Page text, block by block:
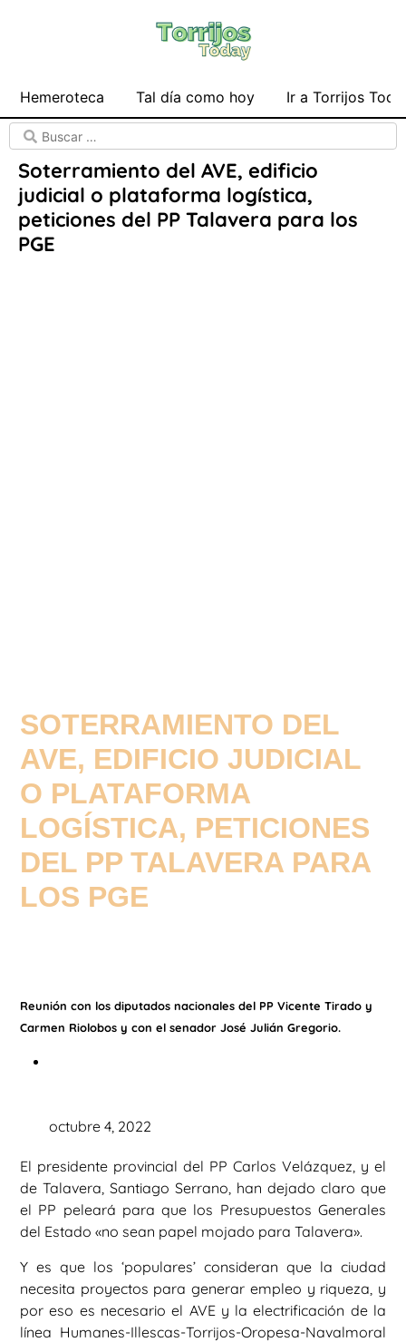
Hemeroteca Tal día como hoy Ir a Torrijos
Soterramiento del AVE, edificio
judicial o plataforma logística,
peticiones del PP Talavera para los
PGE
SOTERRAMIENTO DEL
AVE, EDIFICIO JUDICIAL
O PLATAFORMA
LOGÍSTICA, PETICIONES
DEL PP TALAVERA PARA
LOS PGE
Reunión con los diputados nacionales del PP Vicente Tirado y
Carmen Riolobos y con el senador José Julián Gregorio.
octubre 4, 2022
El presidente provincial del PP Carlos Velázquez, y el
de Talavera, Santiago Serrano, han dejado claro que
el PP peleará para que los Presupuestos Generales
del Estado «no sean papel mojado para Talavera».
Y es que los ‘populares’ consideran que la ciudad
necesita proyectos para generar empleo y riqueza, y
por eso es necesario el AVE y la electrificación de la
línea Humanes-Illescas-Torrijos-Oropesa-Navalmoral